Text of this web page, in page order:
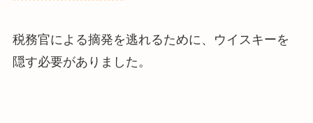
税務官による摘発を逃れるために、ウイスキーを
隠す必要がありました。